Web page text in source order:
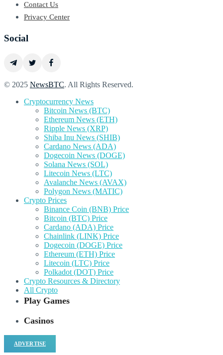
Contact Us
Privacy Center
Social
© 2025 NewsBTC. All Rights Reserved.
Cryptocurrency News
Bitcoin News (BTC)
Ethereum News (ETH)
Ripple News (XRP)
Shiba Inu News (SHIB)
Cardano News (ADA)
Dogecoin News (DOGE)
Solana News (SOL)
Litecoin News (LTC)
Avalanche News (AVAX)
Polygon News (MATIC)
Crypto Prices
Binance Coin (BNB) Price
Bitcoin (BTC) Price
Cardano (ADA) Price
Chainlink (LINK) Price
Dogecoin (DOGE) Price
Ethereum (ETH) Price
Litecoin (LTC) Price
Polkadot (DOT) Price
Crypto Resources & Directory
All Crypto
Play Games
Casinos
ADVERTISE